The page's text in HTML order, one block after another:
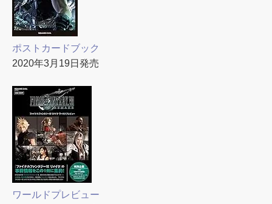
ポストカードブック
2020年3月19日発売
ワールドプレビュー